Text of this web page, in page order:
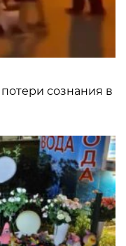
сознания в